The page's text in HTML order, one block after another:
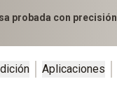
probada con precisión
Aplicaciones